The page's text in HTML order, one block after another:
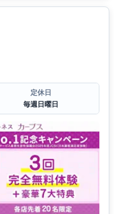
定休日
毎週日曜日